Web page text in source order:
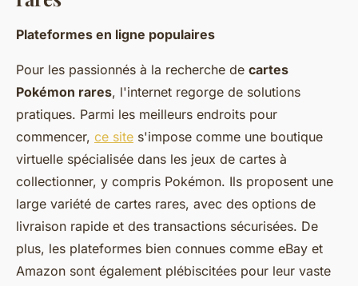
Plateformes en ligne populaires
Pour les passionnés à la recherche de cartes
Pokémon rares, l'internet regorge de solutions
pratiques. Parmi les meilleurs endroits pour
commencer, ce site s'impose comme une boutique
virtuelle spécialisée dans les jeux de cartes à
collectionner, y compris Pokémon. Ils proposent une
large variété de cartes rares, avec des options de
livraison rapide et des transactions sécurisées. De
plus, les plateformes bien connues comme eBay et
Amazon sont également plébiscitées pour leur vaste